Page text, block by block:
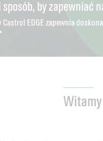
by zapewniać
EDGE zapewnia
do wydłużenia
na silnik Castrol